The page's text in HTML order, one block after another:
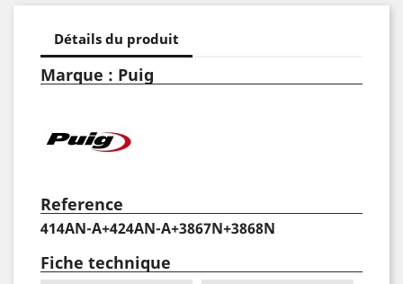
Détails du produit
Marque : Puig
Reference
414AN-A+424AN-A+3867N+3868N
Fiche technique